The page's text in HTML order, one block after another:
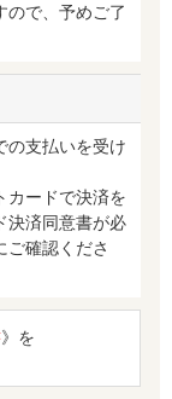
ので、予めご了
の支払いを受け
カードで決済を
決済同意書が必
ご確認くださ
》を